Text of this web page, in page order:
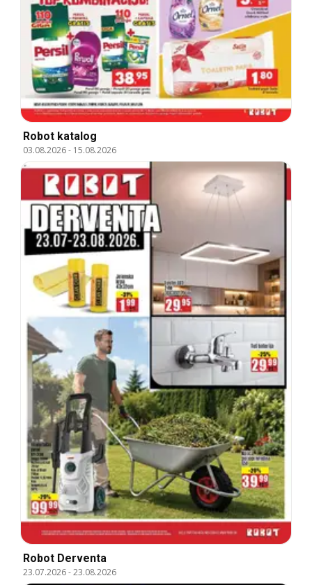
Robot katalog
03.08.2026- 15.08.2026
Robot Derventa
23.07.2026-23.08.2026